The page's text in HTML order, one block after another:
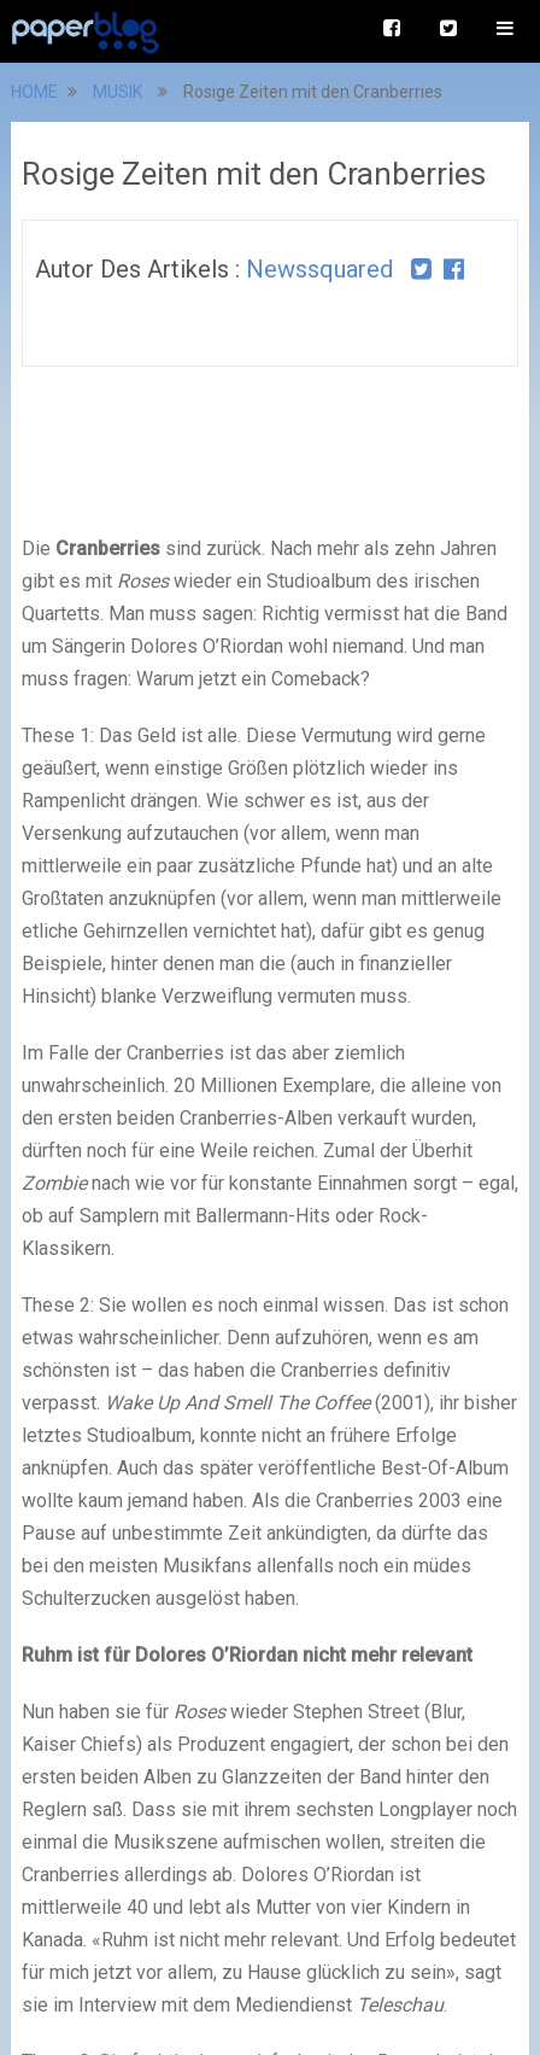
HOME MUSIK Rosige Zeiten mit den Cranberries
Rosige Zeiten mit den Cranberries
Autor Des Artikels : Newssquared
Die Cranberriessind zurück. Nach mehr als zehn Jahren
gibt es mit Roseswieder ein Studioalbum des irischen
Quartetts. Man muss sagen: Richtig vermisst hat die Band
um Sängerin Dolores O’Riordan wohl niemand. Und man
muss fragen: Warum jetzt ein Comeback?
These 1: Das Geld ist alle. Diese Vermutung wird gerne
geäußert, wenn einstige Größen plötzlich wieder ins
Rampenlicht drängen. Wie schwer es ist, aus der
Versenkung aufzutauchen (vor allem, wenn man
mittlerweile ein paar zusätzliche Pfunde hat) und an alte
Großtaten anzuknüpfen (vor allem, wenn man mittlerweile
etliche Gehirnzellen vernichtet hat), dafür gibt es genug
Beispiele, hinter denen man die (auch in finanzieller
Hinsicht) blanke Verzweiflung vermuten muss.
Im Falle der Cranberries ist das aber ziemlich
unwahrscheinlich. 20 Millionen Exemplare, die alleine von
den ersten beiden Cranberries-Alben verkauft wurden,
dürften noch für eine Weile reichen. Zumal der Überhit
Zombienach wie vor für konstante Einnahmen sorgt – egal,
ob auf Samplern mit Ballermann-Hits oder Rock-
Klassikern.
These 2: Sie wollen es noch einmal wissen. Das ist schon
etwas wahrscheinlicher. Denn aufzuhören, wenn es am
schönsten ist – das haben die Cranberries definitiv
verpasst. Wake Up And Smell The Coffee(2001), ihr bisher
letztes Studioalbum, konnte nicht an frühere Erfolge
anknüpfen. Auch das später veröffentliche Best-Of-Album
wollte kaum jemand haben. Als die Cranberries 2003 eine
Pause auf unbestimmte Zeit ankündigten, da dürfte das
bei den meisten Musikfans allenfalls noch ein müdes
Schulterzucken ausgelöst haben.
Ruhm ist für Dolores O’Riordan nicht mehr relevant
Nun haben sie für Roseswieder Stephen Street (Blur,
Kaiser Chiefs) als Produzent engagiert, der schon bei den
ersten beiden Alben zu Glanzzeiten der Band hinter den
Reglern saß. Dass sie mit ihrem sechsten Longplayer noch
einmal die Musikszene aufmischen wollen, streiten die
Cranberries allerdings ab. Dolores O’Riordan ist
mittlerweile 40 und lebt als Mutter von vier Kindern in
Kanada. «Ruhm ist nicht mehr relevant. Und Erfolg bedeutet
für mich jetzt vor allem, zu Hause glücklich zu sein», sagt
sie im Interview mit dem Mediendienst Teleschau.